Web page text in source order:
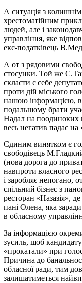
А ситуація з
хрестоматійним
людей, але і
управління, яке
екс-податківець
А от з рядовими
стосунки. Той же
скласти с себе
проти дій міського
нашою інформацією,
подальшому брати
Надал на поодиноких
весь негатив падає на
Єдиним винятком є
свободівець
(нова дорога до
навпроти власного
і заробляє непогано,
спільний бізнес з
ресторан «Назазія»,
пані Олена, яка
в обласному
За інформацією
зусиль, щоб
«прокатали» при
Причина до
обласної ради, тим
залишатиметься